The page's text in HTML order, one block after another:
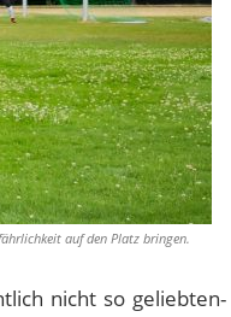
auf den Platz bringen.
nicht so